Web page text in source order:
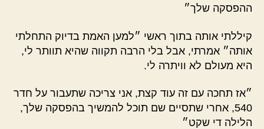
ההפסקה שלך״
קיללתי אותה בתוך ראשי ״למען האמת בדיוק התחלתי
אותה״ אמרתי, אבל בלי הרבה תקווה שהיא תוותר לי,
היא מעולם לא וויתרה לי.
״אז תחכה עם זה עוד קצת, אני צריכה שתעבור על חדר
540, אחרי שתסיים שם תוכל להמשיך בהפסקה שלך,
הלילה די שקט״